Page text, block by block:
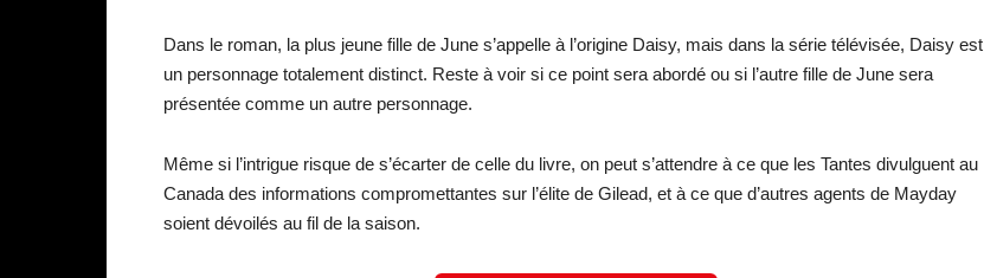
Dans le roman, la plus jeune fille de June s’appelle à l’origine Daisy, mais dans la série télévisée, Daisy est
un personnage totalement distinct. Reste à voir si ce point sera abordé ou si l’autre fille de June sera
présentée comme un autre personnage.
Même si l’intrigue risque de s’écarter de celle du livre, on peut s’attendre à ce que les Tantes divulguent au
Canada des informations compromettantes sur l’élite de Gilead, et à ce que d’autres agents de Mayday
soient dévoilés au fil de la saison.